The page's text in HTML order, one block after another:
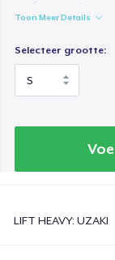
Toon Meer Details
Selecteer grootte:
LIFT HEAVY: UZAKI